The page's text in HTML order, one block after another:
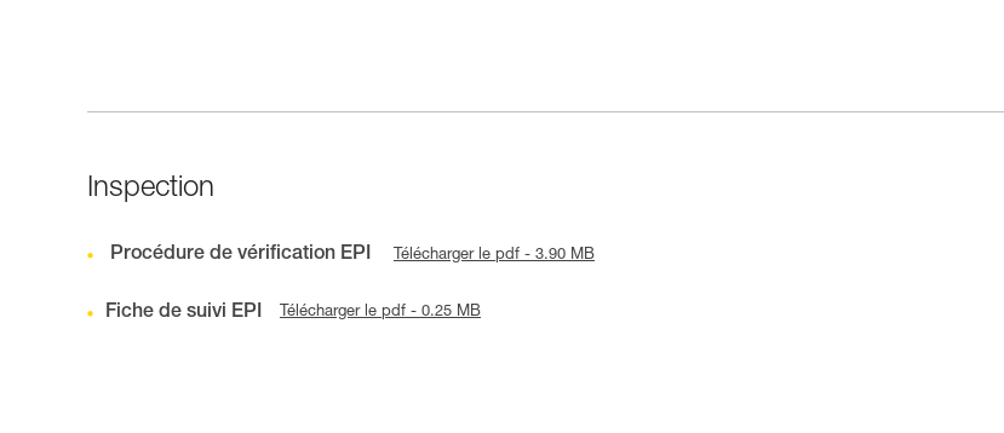
Inspection
Procédure de vérification EPI Télécharger le pdf - 3.90 MB
Fiche de suivi EPI Télécharger le pdf - 0.25 MB